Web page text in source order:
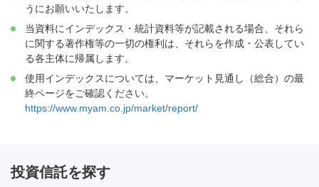
うにお願いいたします。
当資料にインデックス・統計資料等が記載される場合、それら
に関する著作権等の一切の権利は、それらを作成・公表してい
る各主体に帰属します。
使用インデックスについては、マーケット見通し（総合）の最
終ページをご確認ください。
https://www.myam.co.jp/market/report/
投資信託を探す